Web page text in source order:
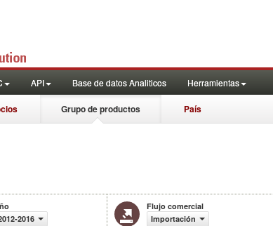
API Base de datos Analiticos Herramientas
Grupo de productos País
2016
Flujo comercial
Importación